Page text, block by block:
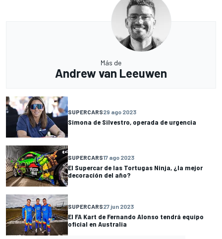
Más de
Andrew van Leeuwen
SUPERCARS29 ago 2023
Simona de Silvestro, operada de urgencia
SUPERCARS17 ago 2023
El Supercar de las Tortugas Ninja, ¿la mejor
decoración del año?
SUPERCARS27 jun 2023
El FA Kart de Fernando Alonso tendrá equipo
oficial en Australia